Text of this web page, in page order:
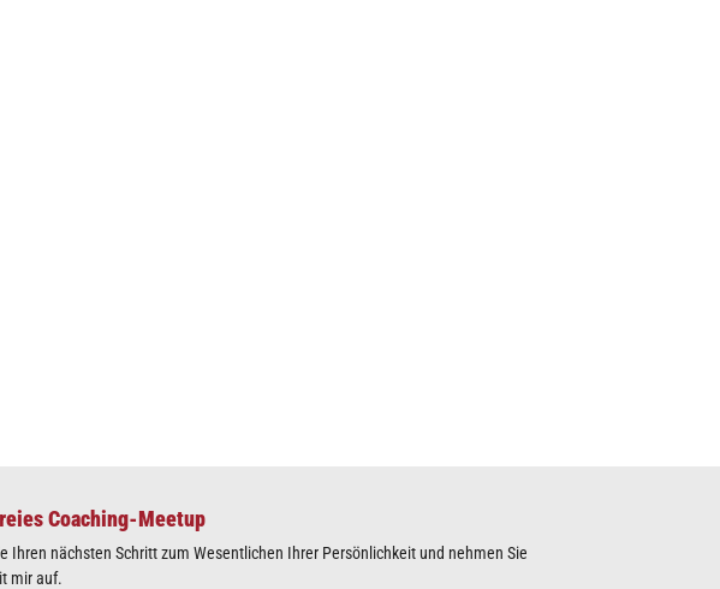
Coaching-Meetup
Ihren nächsten Schritt zum Wesentlichen Ihrer Persönlichkeit und nehmen Sie
mir auf.